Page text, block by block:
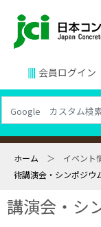
会員ログイン
ホーム ＞ イベント
術講演会・シンポジウ
講演会・シ